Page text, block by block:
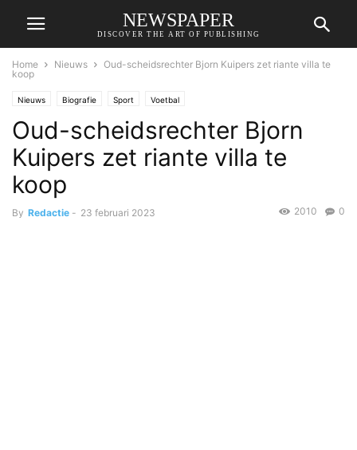
NEWSPAPER
DISCOVER THE ART OF PUBLISHING
Home Nieuws
Oud-scheidsrechter Bjorn Kuipers zet riante villa te
koop
Nieuws Biografie Sport Voetbal
Oud-scheidsrechter Bjorn
Kuipers zet riante villa te
koop
By Redactie - 23 februari 2023 0
2010